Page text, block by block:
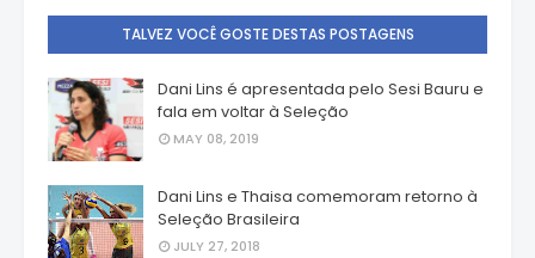
TALVEZ VOCÊ GOSTE DESTAS POSTAGENS
Dani Lins é apresentada pelo Sesi Bauru e
fala em voltar à Seleção
MAY 08, 2019
Dani Lins e Thaisa comemoram retorno à
Seleção Brasileira
JULY 27, 2018